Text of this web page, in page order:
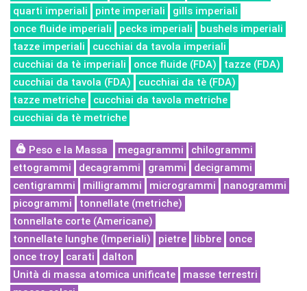
quarti imperiali
pinte imperiali
gills imperiali
once fluide imperiali
pecks imperiali
bushels imperiali
tazze imperiali
cucchiai da tavola imperiali
cucchiai da tè imperiali
once fluide (FDA)
tazze (FDA)
cucchiai da tavola (FDA)
cucchiai da tè (FDA)
tazze metriche
cucchiai da tavola metriche
cucchiai da tè metriche
Peso e la Massa megagrammi
chilogrammi
ettogrammi
decagrammi grammi
decigrammi
centigrammi
milligrammi microgrammi
nanogrammi
picogrammi
tonnellate (metriche)
tonnellate corte (Americane)
tonnellate lunghe (Imperiali)
pietre libbre
once
once troy
carati
dalton
Unità di massa atomica unificate
masse terrestri